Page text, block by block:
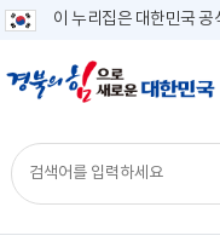
이 누리집은 대한민국